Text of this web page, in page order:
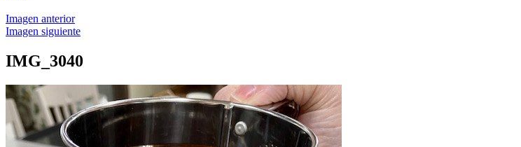
Imagen anterior
Imagen siguiente
IMG_3040